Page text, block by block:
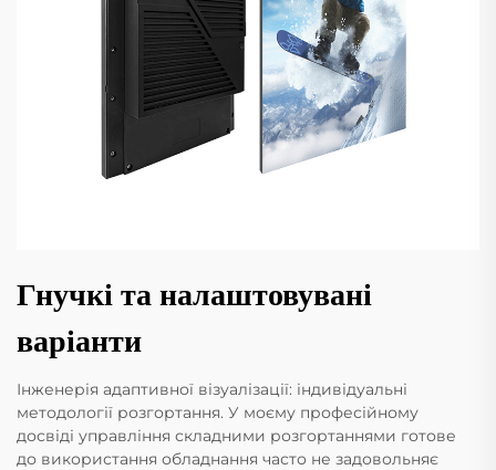
Гнучкі та налаштовувані
варіанти
Інженерія адаптивної візуалізації: індивідуальні
методології розгортання. У моєму професійному
досвіді управління складними розгортаннями готове
до використання обладнання часто не задовольняє